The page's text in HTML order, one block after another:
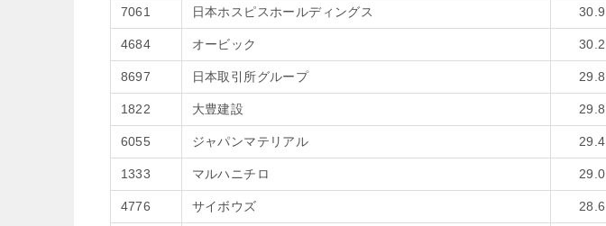
7061 日本ホスピスホールディングス 30.9
4684 オービック 30.2
8697 日本取引所グループ 29.8
1822 大豊建設 29.8
6055 ジャパンマテリアル 29.4
1333 マルハニチロ 29.0
4776 サイボウズ 28.6